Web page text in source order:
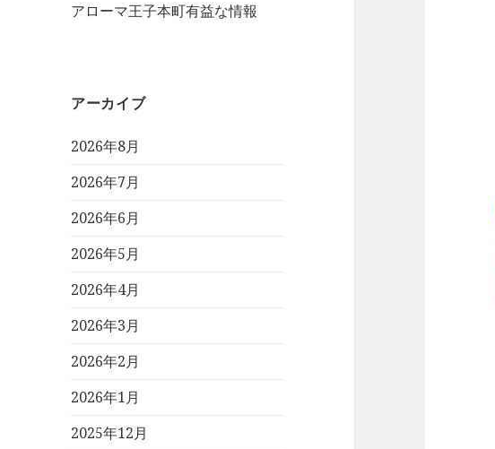
アローマ王子本町有益な情報
アーカイブ
2026年8月
2026年7月
2026年6月
2026年5月
2026年4月
2026年3月
2026年2月
2026年1月
2025年12月